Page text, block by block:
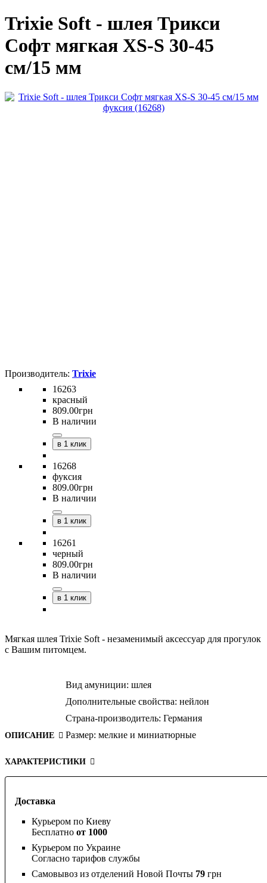
Trixie Soft - шлея Трикси
Софт мягкая XS-S 30-45
см/15 мм
Доставка
Курьером по Киеву
Бесплатно от 1000
Курьером по Украине
Согласно тарифов службы
Самовывоз из отделений Новой Почты 79 грн
Trixie
16263
красный
809.00грн
В наличии
в 1 клик
16268
фуксия
809.00грн
В наличии
в 1 клик
16261
черный
809.00грн
В наличии
в 1 клик
Мягкая шлея Trixie Soft - незаменимый аксессуар для прогулок
с Вашим питомцем.
ОПИСАНИЕ
Вид амуниции: шлея
Дополнительные свойства: нейлон
Страна-производитель: Германия
Размер: мелкие и миниатюрные
ХАРАКТЕРИСТИКИ